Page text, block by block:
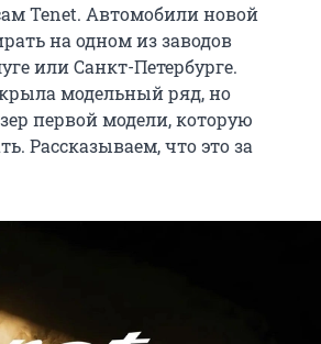
Tenet. Автомобили новой
на одном из заводов
или Санкт-Петербурге.
модельный ряд, но
первой модели, которую
Рассказываем, что это за